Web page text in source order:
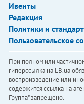
Ивенты
Редакция
Политики и
Пользовательское
При полном или
гиперссылка на LB.ua
воспроизведение или
содержится ссылка на
Группа" запрещено.